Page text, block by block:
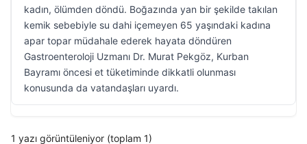
kadın, ölümden döndü. Boğazında yan bir şekilde takılan
kemik sebebiyle su dahi içemeyen 65 yaşındaki kadına
apar topar müdahale ederek hayata döndüren
Gastroenteroloji Uzmanı Dr. Murat Pekgöz, Kurban
Bayramı öncesi et tüketiminde dikkatli olunması
konusunda da vatandaşları uyardı.
1 yazı görüntüleniyor (toplam 1)